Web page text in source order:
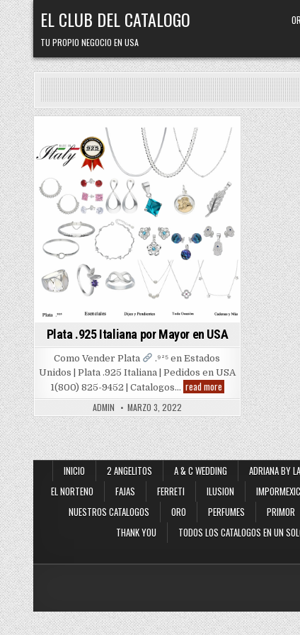
Skip
to
content
EL CLUB DEL CATALOGO
TU PROPIO NEGOCIO EN USA
Posted
in
Plata .925 Italiana por Mayor en USA
Como Vender Plata
.⁹²⁵ en Estados
Unidos | Plata .925 Italiana | Pedidos en USA
1(800) 825-9452 | Catalogos… read morePlata
.925
Italiana
por
Mayor
en
USA
ADMIN MARZO 3, 2022
INICIO 2 ANGELITOS A & C WEDDING ADRIANA BY
EL NORTENO
FAJAS FERRETI ILUSION
NUESTROS CATALOGOS
ORO PERFUMES PRIMOR
THANK YOU
TODOS LOS CATALOGOS EN UN